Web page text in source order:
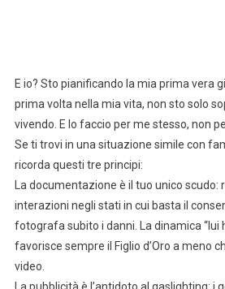
E io? Sto pianificando la mia prima vera
prima volta nella mia vita, non sto solo
vivendo. E lo faccio per me stesso, non
Se ti trovi in una situazione simile con
ricorda questi tre principi:
La documentazione è il tuo unico scudo:
interazioni negli stati in cui basta il
fotografa subito i danni. La dinamica “lui
favorisce sempre il Figlio d’Oro a meno
video.